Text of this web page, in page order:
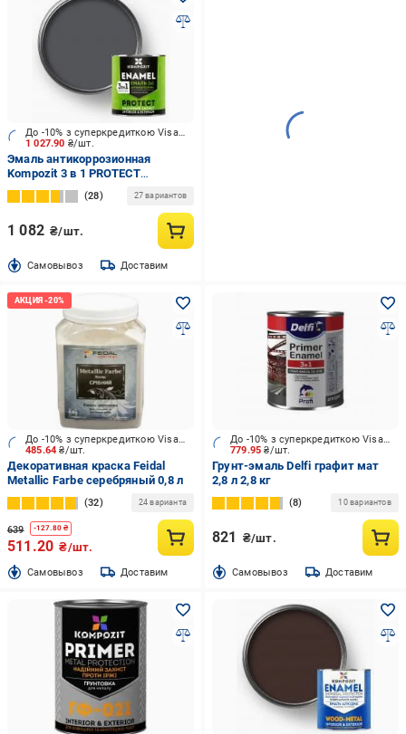
1 027.90 ₴/шт.
До -10% з суперкредиткою Visa Вигода
Эмаль антикоррозионная
Kompozit 3 в 1 PROTECT
шелковистый мат графитовый
серый 2,7 кг
28 27 вариантов
1 082 ₴/шт.
Cамовывоз Доставим
485.64₴/шт.
До -10% з суперкредиткою Visa Вигода
Декоративная краска Feidal
Metallic Farbe серебряный 0,8 л
32 24 варианта
639 -127.80 ₴
511.20 ₴/шт.
Cамовывоз Доставим
779.95₴/шт.
До -10% з суперкредиткою Visa Вигода
Грунт-эмаль Delfi графит мат
2,8 л 2,8 кг
8 10 вариантов
821 ₴/шт.
Cамовывоз Доставим